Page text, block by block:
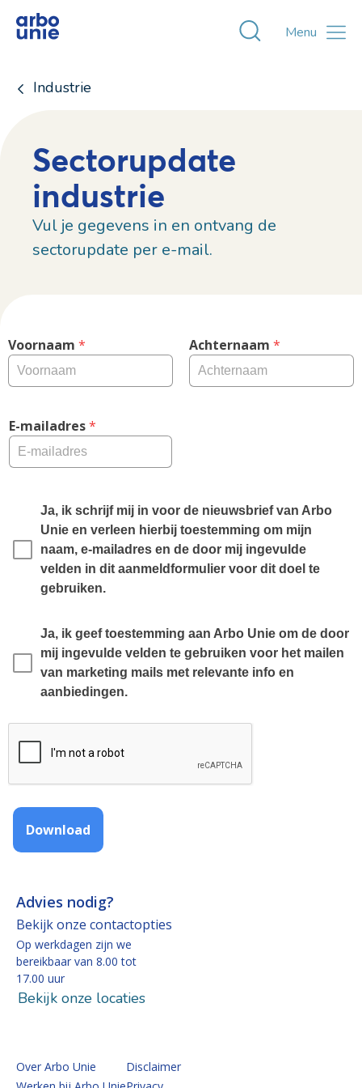
Toggle
Menu
Industrie
Sectorupdate
industrie
Vul je gegevens in en ontvang de
sectorupdate per e-mail.
Voornaam * Achternaam *
E-mailadres *
Ja, ik schrijf mij in voor de nieuwsbrief van Arbo
Unie en verleen hierbij toestemming om mijn
naam, e-mailadres en de door mij ingevulde
velden in dit aanmeldformulier voor dit doel te
gebruiken.
Ja, ik geef toestemming aan Arbo Unie om de door
mij ingevulde velden te gebruiken voor het mailen
van marketing mails met relevante info en
aanbiedingen.
Download
Advies nodig?
Bekijk onze contactopties
Op werkdagen zijn we
bereikbaar van 8.00 tot
17.00 uur
Bekijk onze locaties
Over Arbo Unie
Disclaimer